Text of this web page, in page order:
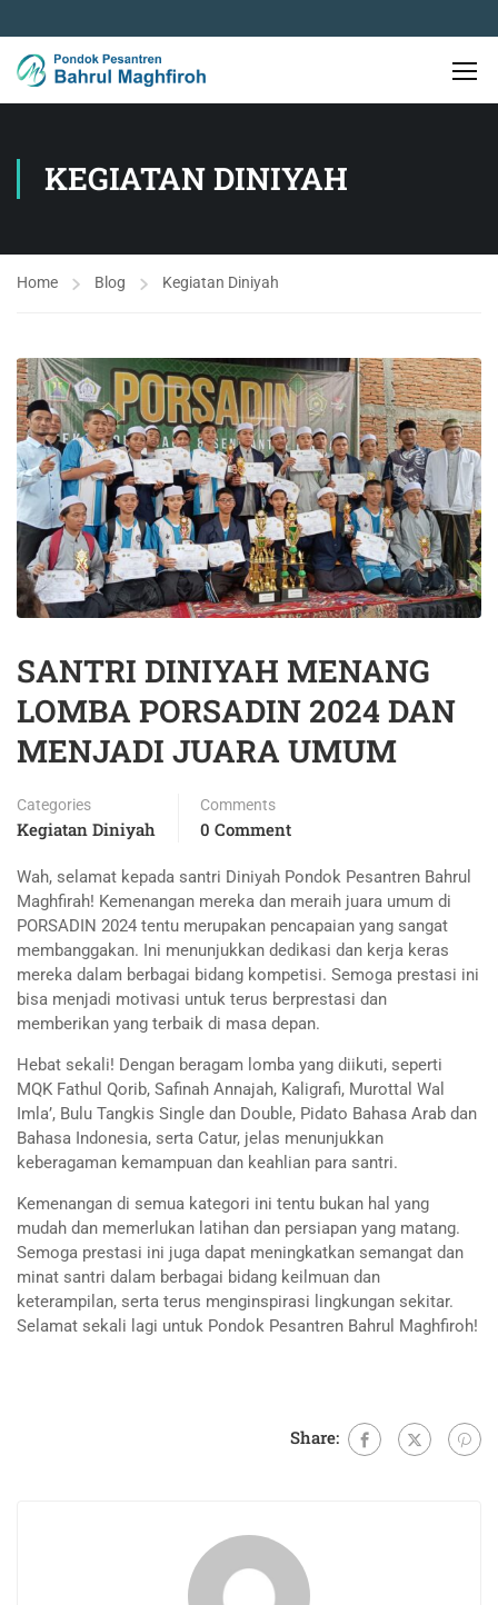
KEGIATAN DINIYAH
Home Blog Kegiatan Diniyah
SANTRI DINIYAH MENANG
LOMBA PORSADIN 2024 DAN
MENJADI JUARA UMUM
Categories
Kegiatan Diniyah
Comments
0 Comment
Wah, selamat kepada santri Diniyah Pondok Pesantren Bahrul
Maghfirah! Kemenangan mereka dan meraih juara umum di
PORSADIN 2024 tentu merupakan pencapaian yang sangat
membanggakan. Ini menunjukkan dedikasi dan kerja keras
mereka dalam berbagai bidang kompetisi. Semoga prestasi ini
bisa menjadi motivasi untuk terus berprestasi dan
memberikan yang terbaik di masa depan.
Hebat sekali! Dengan beragam lomba yang diikuti, seperti
MQK Fathul Qorib, Safinah Annajah, Kaligrafi, Murottal Wal
Imla’, Bulu Tangkis Single dan Double, Pidato Bahasa Arab dan
Bahasa Indonesia, serta Catur, jelas menunjukkan
keberagaman kemampuan dan keahlian para santri.
Kemenangan di semua kategori ini tentu bukan hal yang
mudah dan memerlukan latihan dan persiapan yang matang.
Semoga prestasi ini juga dapat meningkatkan semangat dan
minat santri dalam berbagai bidang keilmuan dan
keterampilan, serta terus menginspirasi lingkungan sekitar.
Selamat sekali lagi untuk Pondok Pesantren Bahrul Maghfiroh!
Share: